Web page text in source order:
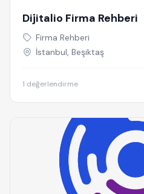
Dijitalio Firma Rehberi
Firma Rehberi
İstanbul, Beşiktaş
1 değerlendirme